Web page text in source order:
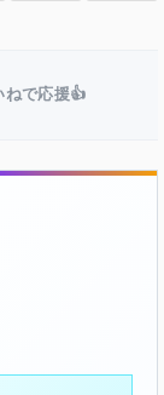
ねで応援👍